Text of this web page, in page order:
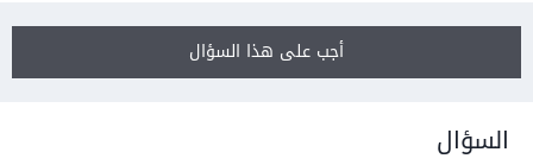
أجب على هذا السؤال
السؤال